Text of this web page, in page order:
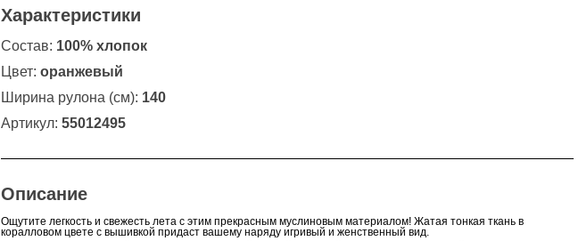
Характеристики
Состав: 100% хлопок
Цвет: оранжевый
Ширина рулона (см): 140
Артикул: 55012495
Описание
Ощутите легкость и свежесть лета с этим прекрасным муслиновым материалом! Жатая тонкая ткань в
коралловом цвете с вышивкой придаст вашему наряду игривый и женственный вид.